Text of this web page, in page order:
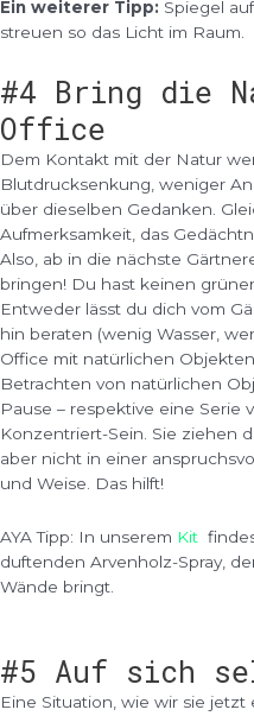
Ein weiterer Tipp: Spiegel
streuen so das Licht im Raum.
#4 Bring die
Office
Dem Kontakt mit der Natur
Blutdrucksenkung, weniger
über dieselben Gedanken.
Aufmerksamkeit, das
Also, ab in die nächste
bringen! Du hast keinen
Entweder lässt du dich vom
hin beraten (wenig Wasser,
Office mit natürlichen
Betrachten von natürlichen
Pause – respektive eine Serie
Konzentriert-Sein. Sie ziehen
aber nicht in einer
und Weise. Das hilft!
AYA Tipp: In unserem Kit
duftenden Arvenholz-Spray,
Wände bringt.
#5 Auf sich
Eine Situation, wie wir sie